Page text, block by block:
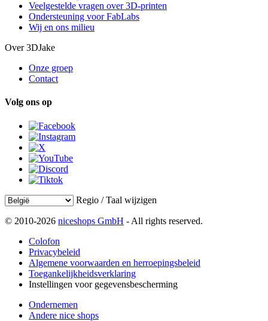
Veelgestelde vragen over 3D-printen
Ondersteuning voor FabLabs
Wij en ons milieu
Over 3DJake
Onze groep
Contact
Volg ons op
Regio / Taal wijzigen
© 2010-2026 niceshops GmbH - All rights reserved.
Colofon
Privacybeleid
Algemene voorwaarden en herroepingsbeleid
Toegankelijkheidsverklaring
Instellingen voor gegevensbescherming
Ondernemen
Andere nice shops